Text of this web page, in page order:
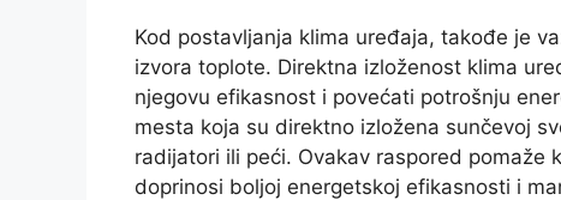
Kod postavljanja klima uređaja, takođe je
izvora toplote. Direktna izloženost klima
njegovu efikasnost i povećati potrošnju
mesta koja su direktno izložena sunčevoj
radijatori ili peći. Ovakav raspored pomaže
doprinosi boljoj energetskoj efikasnosti i